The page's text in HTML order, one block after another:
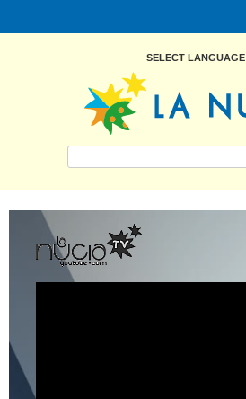
SELECT LANGUAGE